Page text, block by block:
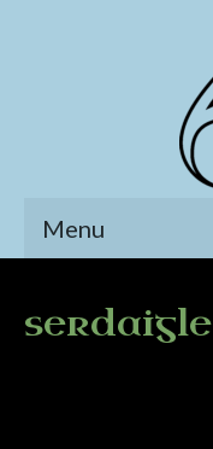
Menu
serdaigle